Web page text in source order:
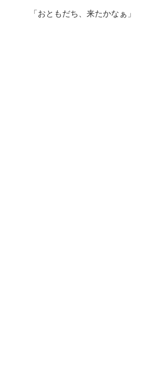
「おともだち、来たかなぁ」